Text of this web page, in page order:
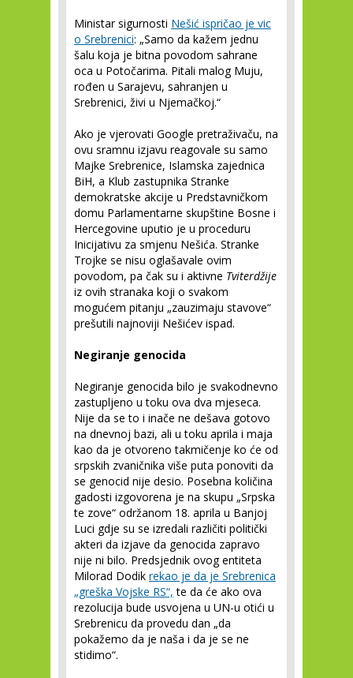
Ministar sigurnosti Nešić ispričao je vic
o Srebrenici: „Samo da kažem jednu
šalu koja je bitna povodom sahrane
oca u Potočarima. Pitali malog Muju,
rođen u Sarajevu, sahranjen u
Srebrenici, živi u Njemačkoj.“
Ako je vjerovati Google pretraživaču, na
ovu sramnu izjavu reagovale su samo
Majke Srebrenice, Islamska zajednica
BiH, a Klub zastupnika Stranke
demokratske akcije u Predstavničkom
domu Parlamentarne skupštine Bosne i
Hercegovine uputio je u proceduru
Inicijativu za smjenu Nešića. Stranke
Trojke se nisu oglašavale ovim
povodom, pa čak su i aktivne Tviterdžije
iz ovih stranaka koji o svakom
mogućem pitanju „zauzimaju stavove“
prešutili najnoviji Nešićev ispad.
Negiranje genocida
Negiranje genocida bilo je svakodnevno
zastupljeno u toku ova dva mjeseca.
Nije da se to i inače ne dešava gotovo
na dnevnoj bazi, ali u toku aprila i maja
kao da je otvoreno takmičenje ko će od
srpskih zvaničnika više puta ponoviti da
se genocid nije desio. Posebna količina
gadosti izgovorena je na skupu „Srpska
te zove“ održanom 18. aprila u Banjoj
Luci gdje su se izredali različiti politički
akteri da izjave da genocida zapravo
nije ni bilo. Predsjednik ovog entiteta
Milorad Dodik rekao je da je Srebrenica
„greška Vojske RS“, te da će ako ova
rezolucija bude usvojena u UN-u otići u
Srebrenicu da provedu dan „da
pokažemo da je naša i da je se ne
stidimo“.